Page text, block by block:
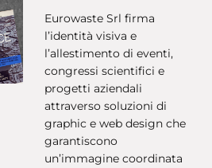
Eurowaste Srl firma
l’identità visiva e
l’allestimento di eventi,
congressi scientifici e
progetti aziendali
attraverso soluzioni di
graphic e web design che
garantiscono
un’immagine coordinata